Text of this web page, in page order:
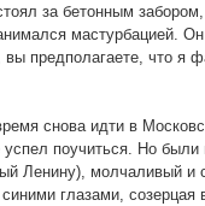
за бетонным
мастурбацией.
предполагаете, что я
снова идти в
поучиться. Но были
Ленину), молчаливый и
синими глазами,